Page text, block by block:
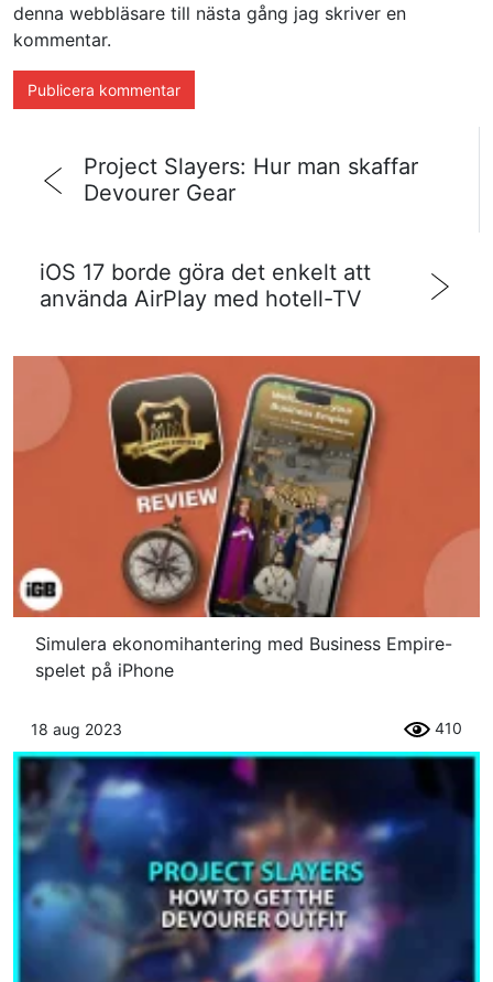
denna webbläsare till nästa gång jag skriver en
kommentar.
Project Slayers: Hur man skaffar
Devourer Gear
iOS 17 borde göra det enkelt att
använda AirPlay med hotell-TV
Simulera ekonomihantering med Business Empire-
spelet på iPhone
18 aug 2023 410